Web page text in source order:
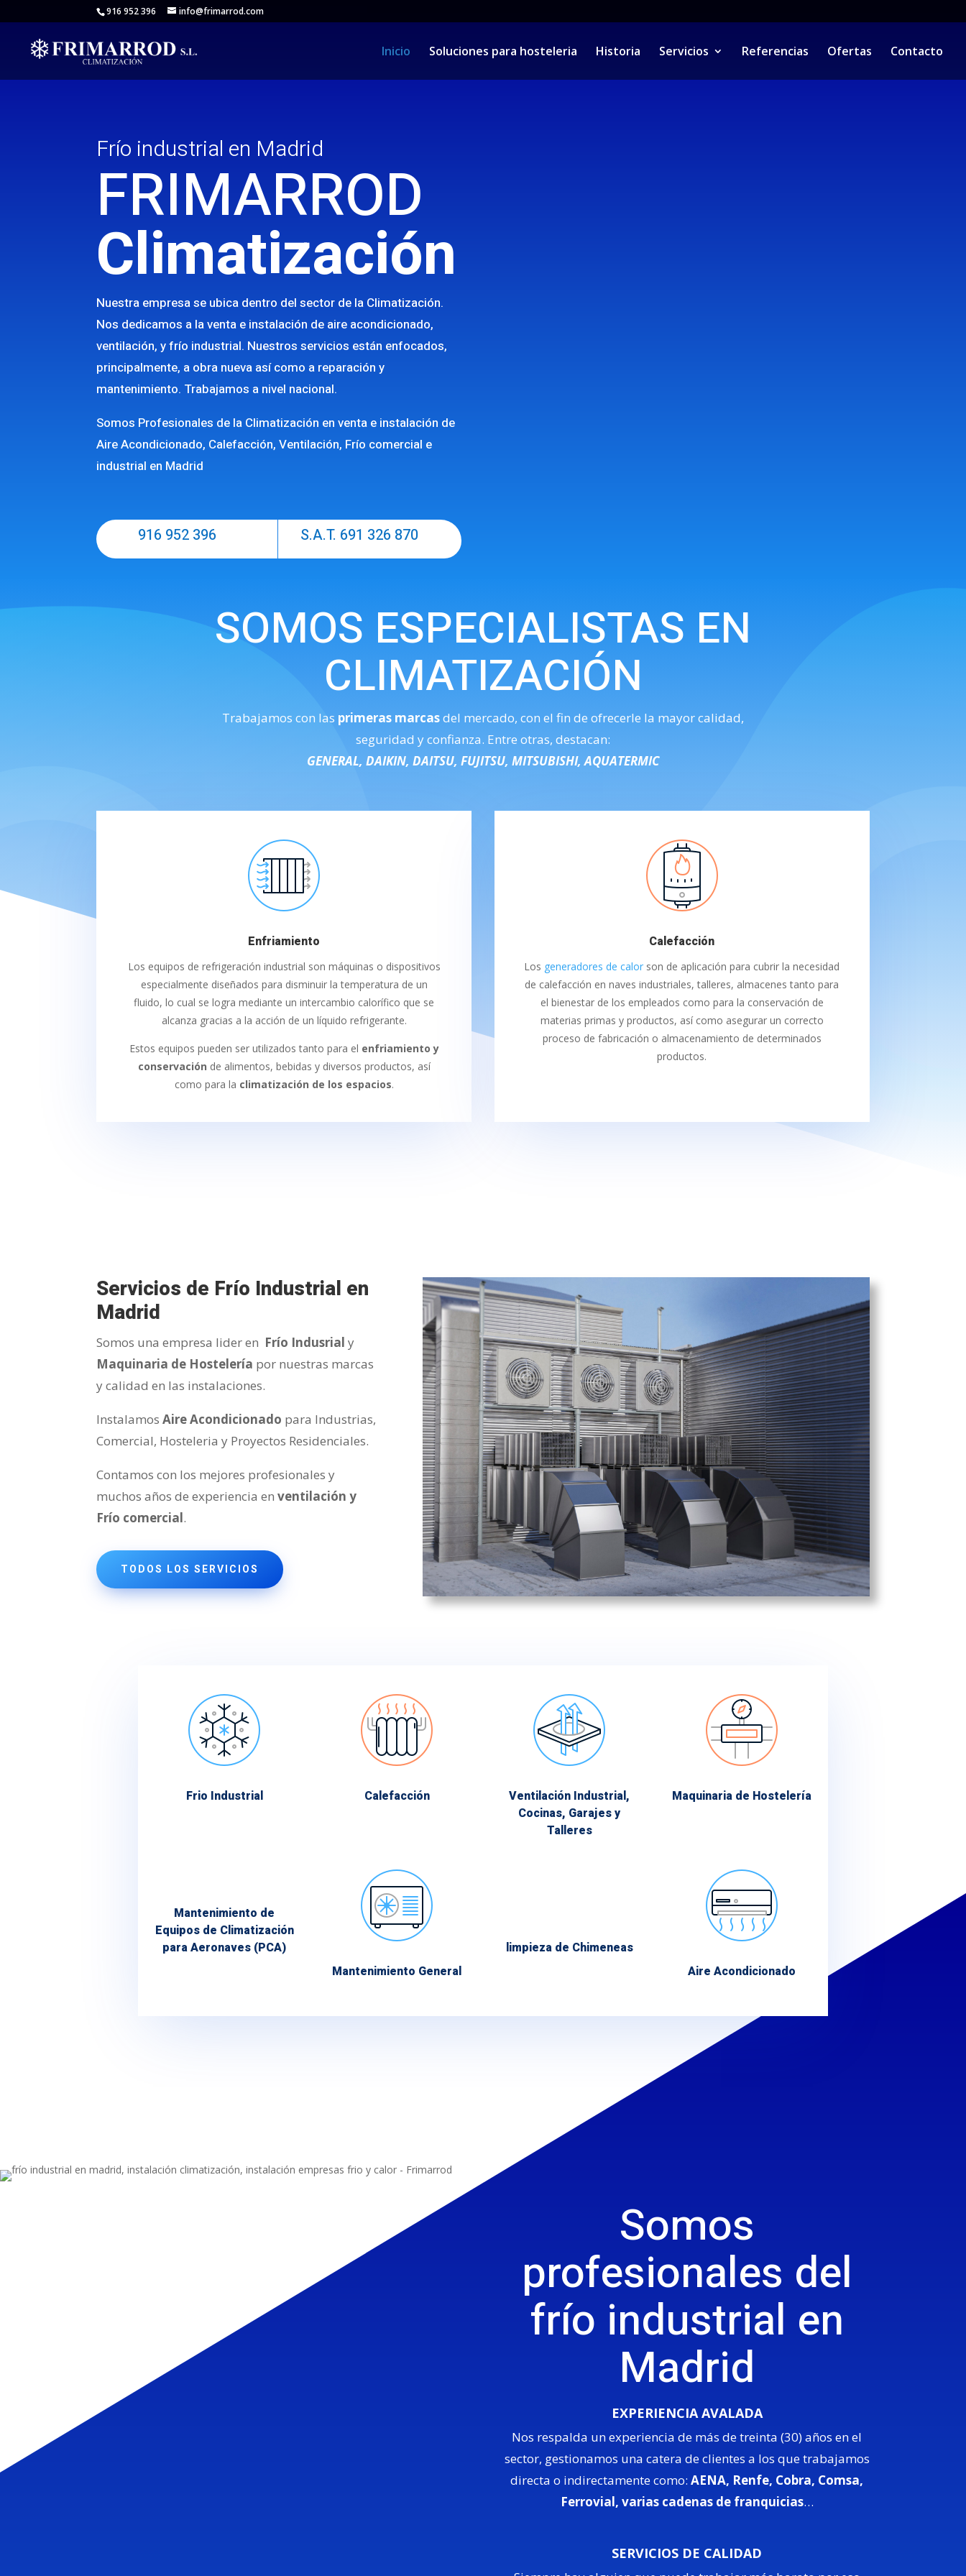
916 952 396 info@frimarrod.com
Inicio Soluciones para hosteleria Historia Servicios Referencias Ofertas Contacto
Frío industrial en Madrid
FRIMARROD
Climatización
Nuestra empresa se ubica dentro del sector de la Climatización.
Nos dedicamos a la venta e instalación de aire acondicionado,
ventilación, y frío industrial. Nuestros servicios están enfocados,
principalmente, a obra nueva así como a reparación y
mantenimiento. Trabajamos a nivel nacional.
Somos Profesionales de la Climatización en venta e instalación de
Aire Acondicionado, Calefacción, Ventilación, Frío comercial e
industrial en Madrid
916 952 396 S.A.T. 691 326 870
SOMOS ESPECIALISTAS EN
CLIMATIZACIÓN
Trabajamos con las primeras marcasdel mercado, con el fin de ofrecerle la mayor calidad,
seguridad y confianza. Entre otras, destacan:
GENERAL, DAIKIN, DAITSU, FUJITSU, MITSUBISHI, AQUATERMIC
Enfriamiento
Los equipos de refrigeración industrial son máquinas o dispositivos
especialmente diseñados para disminuir la temperatura de un
fluido, lo cual se logra mediante un intercambio calorífico que se
alcanza gracias a la acción de un líquido refrigerante.
Estos equipos pueden ser utilizados tanto para el enfriamiento y
conservación de alimentos, bebidas y diversos productos, así
como para la climatización de los espacios.
Calefacción
Los generadores de calor son de aplicación para cubrir la necesidad
de calefacción en naves industriales, talleres, almacenes tanto para
el bienestar de los empleados como para la conservación de
materias primas y productos, así como asegurar un correcto
proceso de fabricación o almacenamiento de determinados
productos.
Servicios de Frío Industrial en
Madrid
Somos una empresa lider en Frío Indusrial​ y
Maquinaria de Hostelería​ por nuestras marcas
y calidad en las instalaciones.
InstalamosAire Acondicionado para Industrias,
Comercial, Hosteleria y Proyectos Residenciales.
Contamos con los mejores profesionales y
muchos años de experiencia enventilación y
Frío comercial.
TODOS LOS SERVICIOS
Frio Industrial
Mantenimiento de
Equipos de Climatización
para Aeronaves (PCA)
Calefacción
Mantenimiento General
Ventilación Industrial,
Cocinas, Garajes y
Talleres
limpieza de Chimeneas
Maquinaria de Hostelería
Aire Acondicionado
Somos
profesionales del
frío industrial en
Madrid
EXPERIENCIA AVALADA
Nos respalda un experiencia de más de treinta (30) años en el
sector, gestionamos una catera de clientes a los que trabajamos
directa o indirectamente como:AENA, Renfe, Cobra, Comsa,
Ferrovial, varias cadenas de franquicias…
SERVICIOS DE CALIDAD